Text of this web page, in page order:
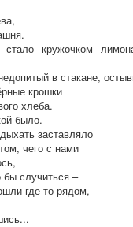
стало кружочком
в стакане,
крошки
хлеба.
было.
заставляло
чего с нами
случиться –
где-то рядом,